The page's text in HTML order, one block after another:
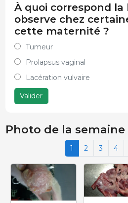
À quoi correspond la
observe chez
cette maternité ?
Tumeur
Prolapsus vaginal
Lacération vulvaire
Valider
Photo de la semaine
1 2 3 4